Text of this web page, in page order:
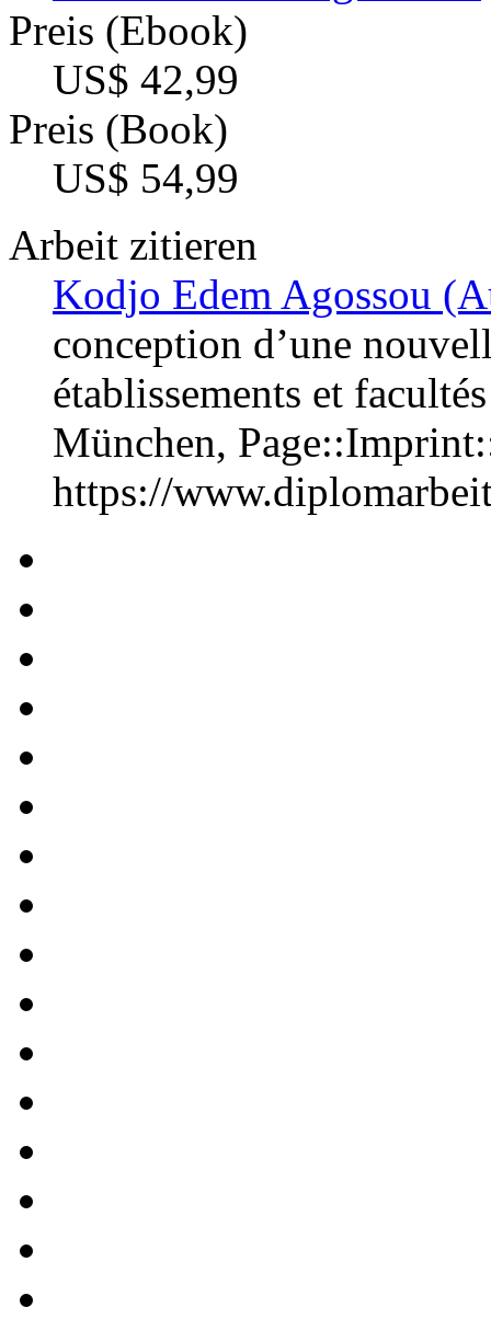
Preis (Ebook)
US$ 42,99
Preis (Book)
US$ 54,99
Arbeit zitieren
Kodjo Edem Agossou
conception d’une
établissements et
München,
https://